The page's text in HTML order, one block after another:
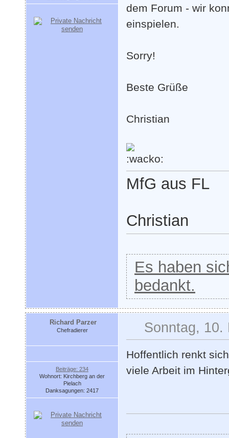
dem Forum - wir
einspielen.
Sorry!
Beste Grüße
Christian
MfG aus FL
Christian
Es haben
bedankt.
Richard Parzer
Chefradierer
Beiträge: 234
Wohnort: Kirchberg an der
Pielach
Danksagungen: 2417
Sonntag, 10.
Hoffentlich renkt
viele Arbeit im